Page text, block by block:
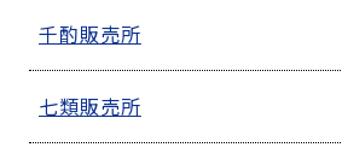
千酌販売所
七類販売所